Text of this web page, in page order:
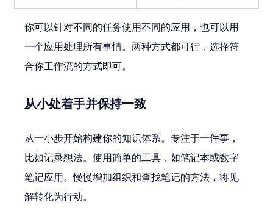
你可以针对不同的任务使用不同的应用，也可以用
一个应用处理所有事情。两种方式都可行，选择符
合你工作流的方式即可。
从小处着手并保持一致
从一小步开始构建你的知识体系。专注于一件事，
比如记录想法。使用简单的工具，如笔记本或数字
笔记应用。慢慢增加组织和查找笔记的方法，将见
解转化为行动。